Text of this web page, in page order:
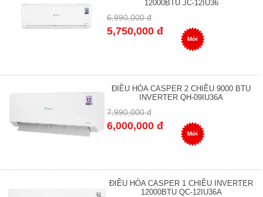
12000BTU JC-12IU36
6,990,000 đ
5,750,000 đ
Mới
ĐIỀU HÒA CASPER 2 CHIỀU 9000 BTU
INVERTER QH-09IU36A
7,990,000 đ
6,000,000 đ
Mới
ĐIỀU HÒA CASPER 1 CHIỀU INVERTER
12000BTU QC-12IU36A